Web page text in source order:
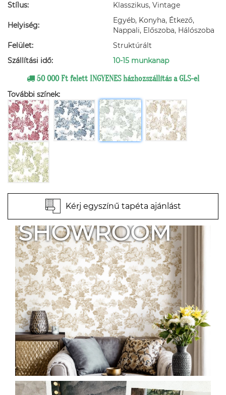
Stílus:
Klasszikus, Vintage
Helyiség:
Egyéb, Konyha, Étkező,
Nappali, Előszoba, Hálószoba
Felület:
Struktúrált
Szállítási idő:
10-15 munkanap
50 000 Ft felett INGYENES házhozszállítás a GLS-el
További színek:
Kérj egyszínű tapéta ajánlást
SHOWROOM